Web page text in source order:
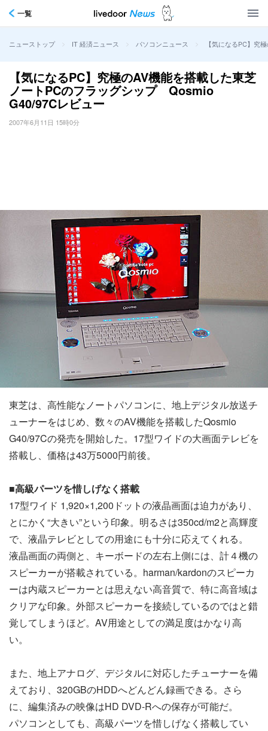
一覧
ニューストップ > IT 経済ニュース > パソコンニュース > 【気になるPC】究
【気になるPC】究極のAV機能を搭載した東芝
ノートPCのフラッグシップ Qosmio
G40/97Cレビュー
2007年6月11日 15時0分
東芝は、高性能なノートパソコンに、地上デジタル放送チ
ューナーをはじめ、数々のAV機能を搭載したQosmio
G40/97Cの発売を開始した。17型ワイドの大画面テレビを
搭載し、価格は43万5000円前後。
■高級パーツを惜しげなく搭載
17型ワイド 1,920×1,200ドットの液晶画面は迫力があり、
とにかく“大きい”という印象。明るさは350cd/m2と高輝度
で、液晶テレビとしての用途にも十分に応えてくれる。
液晶画面の両側と、キーボードの左右上側には、計４機の
スピーカーが搭載されている。harman/kardonのスピーカ
ーは内蔵スピーカーとは思えない高音質で、特に高音域は
クリアな印象。外部スピーカーを接続しているのではと錯
覚してしまうほど。AV用途としての満足度はかなり高
い。
また、地上アナログ、デジタルに対応したチューナーを備
えており、320GBのHDDへどんどん録画できる。さら
に、編集済みの映像はHD DVD-Rへの保存が可能だ。
パソコンとしても、高級パーツを惜しげなく搭載してい